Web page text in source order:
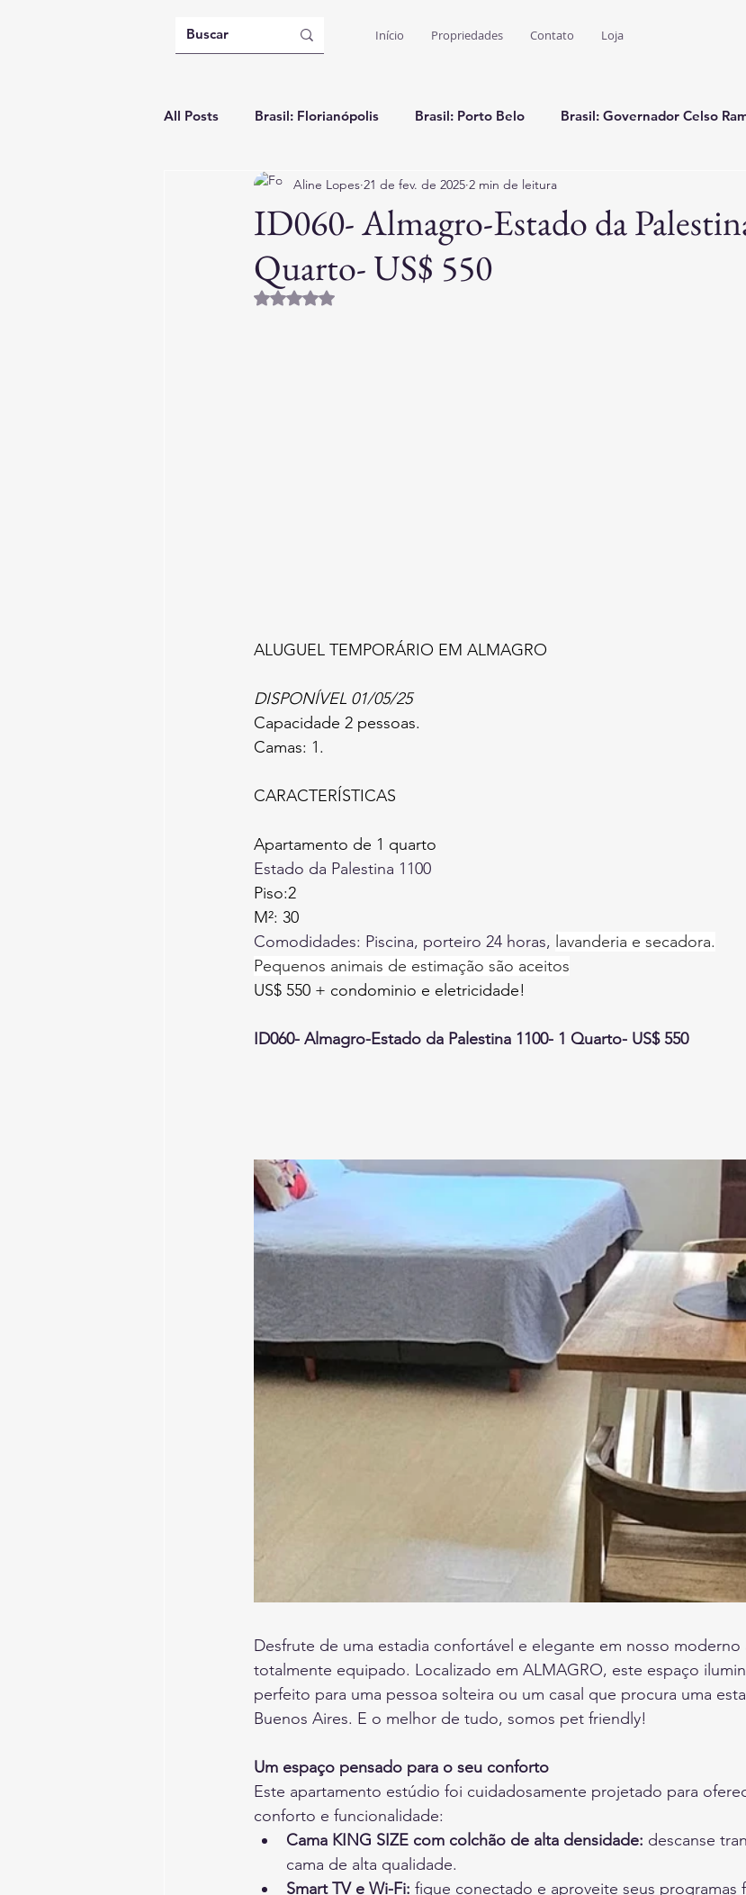
Início Propriedades Contato Loja
All Posts Brasil: Florianópolis Brasil: Porto Belo Brasil: Governador Celso
Argentina: Buenos Aires Brasil: Bahia Colômbia: Casa Temporada
Itália: Casa Temporada Guia de Viagens e Dicas
ID060- Almagro-Estado da
Quarto- US$ 550
Aline Lopes 21 de fev. de 2025 2 min de leitura
Avaliado com NaN de 5 estrelas.
ALUGUEL TEMPORÁRIO EM ALMAGRO
DISPONÍVEL 01/05/25
Capacidade 2 pessoas.
Camas: 1.
CARACTERÍSTICAS
Apartamento de 1 quarto
Estado da Palestina 1100
Piso:2
M²: 30
Comodidades: Piscina, porteiro 24 horas, lavanderia e secadora.
Pequenos animais de estimação são aceitos
US$ 550 + condominio e eletricidade!
ID060- Almagro-Estado da Palestina 1100- 1 Quarto- US$ 550
Desfrute de uma estadia confortável e elegante em nosso
totalmente equipado. Localizado em ALMAGRO, este espaço
perfeito para uma pessoa solteira ou um casal que procura uma
Buenos Aires. E o melhor de tudo, somos pet friendly!
Um espaço pensado para o seu conforto
Este apartamento estúdio foi cuidadosamente projetado para
conforto e funcionalidade:
Cama KING SIZE com colchão de alta densidade: descanse
cama de alta qualidade.
Smart TV e Wi-Fi: fique conectado e aproveite seus programas